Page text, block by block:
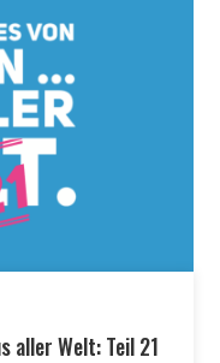
aller Welt: Teil 21